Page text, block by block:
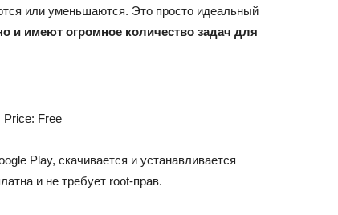
или уменьшаются. Это просто идеальный
и имеют огромное количество задач для
Price: Free
Play, скачивается и устанавливается
и не требует root-прав.